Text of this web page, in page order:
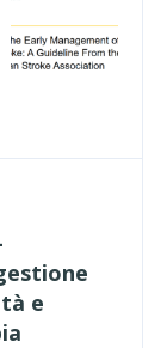
e